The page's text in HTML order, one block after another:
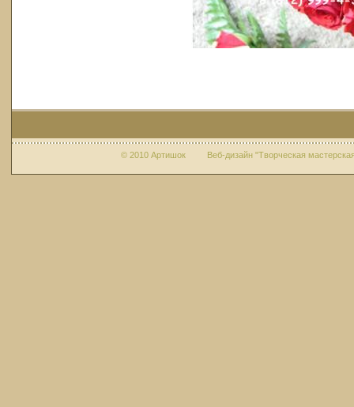
© 2010 Артишок Веб-дизайн "Творческая